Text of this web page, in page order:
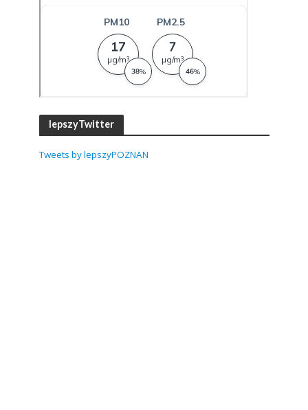
lepszyTwitter
Tweets by lepszyPOZNAN